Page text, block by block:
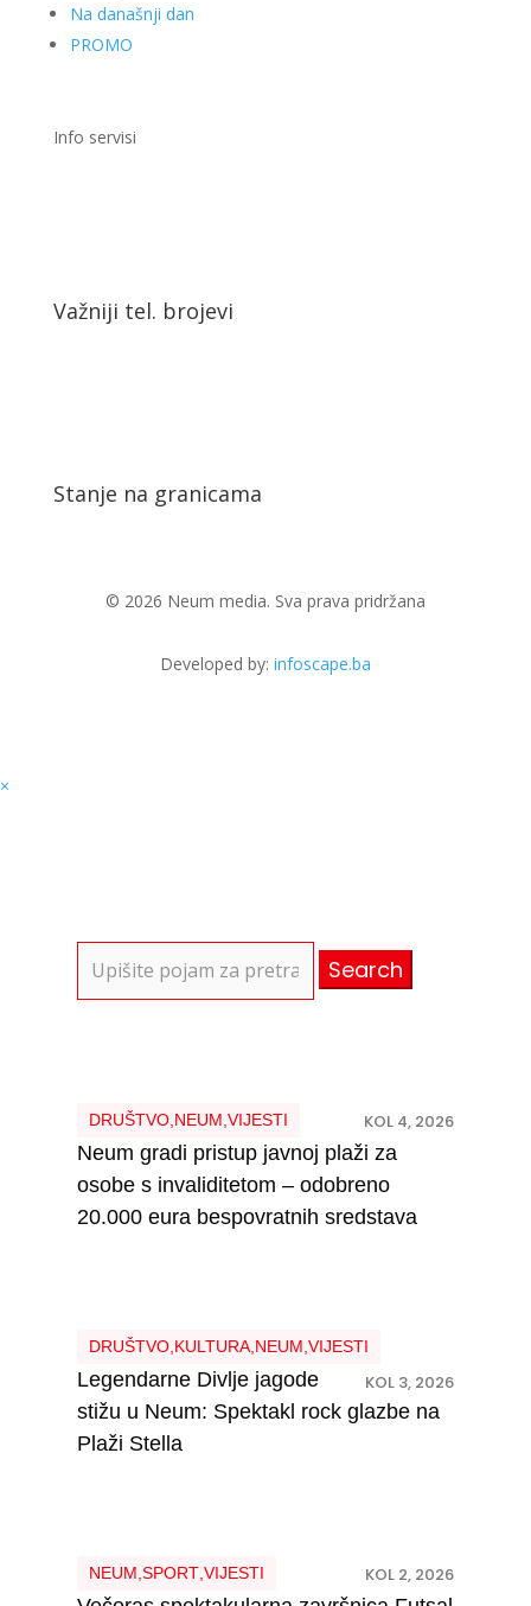
Na današnji dan
PROMO
Info servisi
Važniji tel. brojevi
Stanje na granicama
© 2026 Neum media. Sva prava pridržana
Developed by: infoscape.ba
×
for:
DRUŠTVO, NEUM VIJESTI KOL 4, 2026
Neum gradi pristup javnoj plaži za
osobe s invaliditetom – odobreno
20.000 eura bespovratnih sredstava
DRUŠTVO, KULTURA, NEUM VIJESTI
KOL 3, 2026
Legendarne Divlje jagode
stižu u Neum: Spektakl rock glazbe na
Plaži Stella
NEUM SPORT, VIJESTI KOL 2, 2026